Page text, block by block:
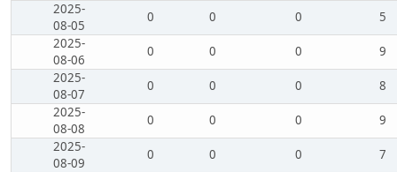
2025-
08-05
0 0 0
5
2025-
08-06
0 0 0
9
2025-
08-07
0 0 0
8
2025-
08-08
0 0 0
9
2025-
08-09
0 0 0
7